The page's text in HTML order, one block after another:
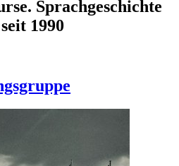
Sprachgeschichte
1990